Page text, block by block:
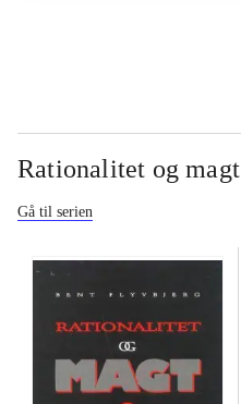
Rationalitet og magt
Gå til serien